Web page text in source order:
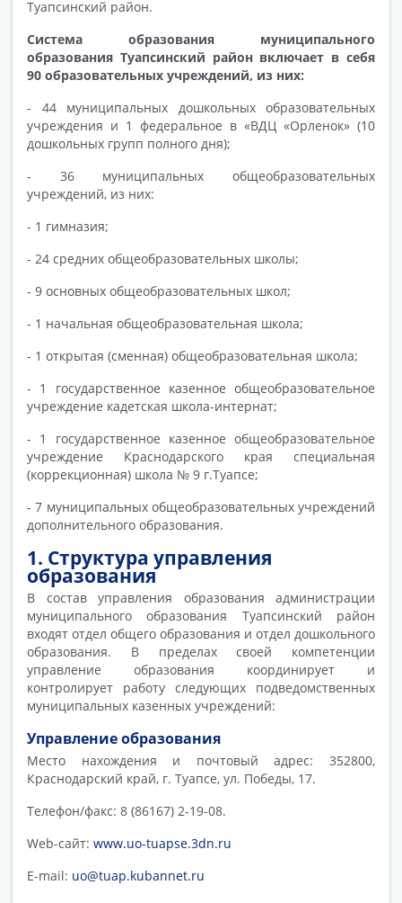
Туапсинский район.
Система образования муниципального
образования Туапсинский район включает в себя
90 образовательных учреждений, из них:
- 44 муниципальных дошкольных образовательных
учреждения и 1 федеральное в «ВДЦ «Орленок» (10
дошкольных групп полного дня);
- 36 муниципальных общеобразовательных
учреждений, из них:
- 1 гимназия;
- 24 средних общеобразовательных школы;
- 9 основных общеобразовательных школ;
- 1 начальная общеобразовательная школа;
- 1 открытая (сменная) общеобразовательная школа;
- 1 государственное казенное общеобразовательное
учреждение кадетская школа-интернат;
- 1 государственное казенное общеобразовательное
учреждение Краснодарского края специальная
(коррекционная) школа № 9 г.Туапсе;
- 7 муниципальных общеобразовательных учреждений
дополнительного образования.
1. Структура управления
образования
В состав управления образования администрации
муниципального образования Туапсинский район
входят отдел общего образования и отдел дошкольного
образования. В пределах своей компетенции
управление образования координирует и
контролирует работу следующих подведомственных
муниципальных казенных учреждений:
Управление образования
Место нахождения и почтовый адрес: 352800,
Краснодарский край, г. Туапсе, ул. Победы, 17.
Телефон/факс: 8 (86167) 2-19-08.
Web-сайт: www.uo-tuapse.3dn.ru
E-mail: uo@tuap.kubannet.ru